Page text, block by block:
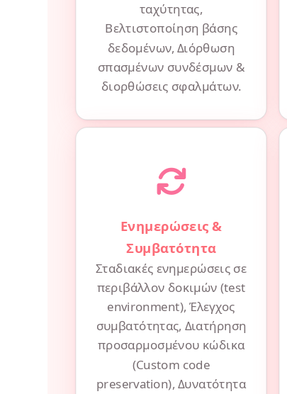
ταχύτητας,
Βελτιστοποίηση βάσης
δεδομένων, Διόρθωση
σπασμένων συνδέσμων &
διορθώσεις σφαλμάτων.
Ενημερώσεις &
Συμβατότητα
Σταδιακές ενημερώσεις σε
περιβάλλον δοκιμών (test
environment), Έλεγχος
συμβατότητας, Διατήρηση
προσαρμοσμένου κώδικα
(Custom code
preservation), Δυνατότητα